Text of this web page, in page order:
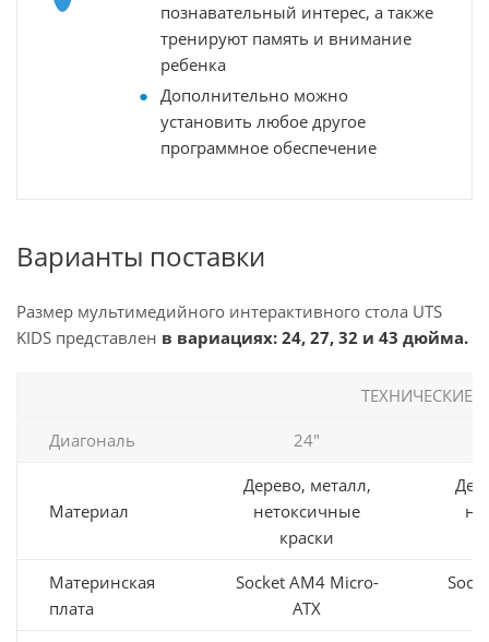
познавательный интерес, а также
тренируют память и внимание
ребенка
Дополнительно можно
установить любое другое
программное обеспечение
Варианты поставки
Размер мультимедийного интерактивного стола UTS
KIDS представлен в вариациях: 24, 27, 32 и 43 дюйма.
ТЕХНИЧЕСКИЕ
Диагональ 24"
Материал
Дерево, металл,
нетоксичные
краски
Материнская
плата
Socket AM4 Micro-
ATX